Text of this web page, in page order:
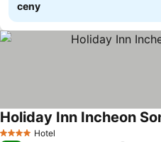
ceny
4 Počet hviezdičiek
Hotel
Holiday Inn Incheon